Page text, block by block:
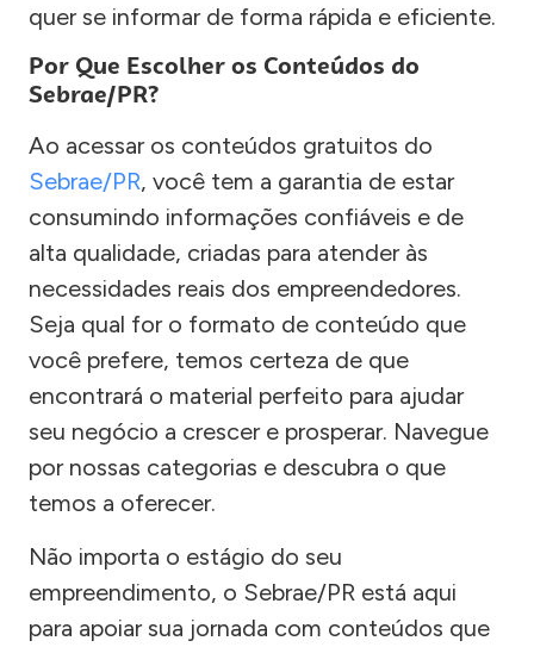
quer se informar de forma rápida e eficiente.
Por Que Escolher os Conteúdos do
Sebrae/PR?
Ao acessar os conteúdos gratuitos do
Sebrae/PR, você tem a garantia de estar
consumindo informações confiáveis e de
alta qualidade, criadas para atender às
necessidades reais dos empreendedores.
Seja qual for o formato de conteúdo que
você prefere, temos certeza de que
encontrará o material perfeito para ajudar
seu negócio a crescer e prosperar. Navegue
por nossas categorias e descubra o que
temos a oferecer.
Não importa o estágio do seu
empreendimento, o Sebrae/PR está aqui
para apoiar sua jornada com conteúdos que